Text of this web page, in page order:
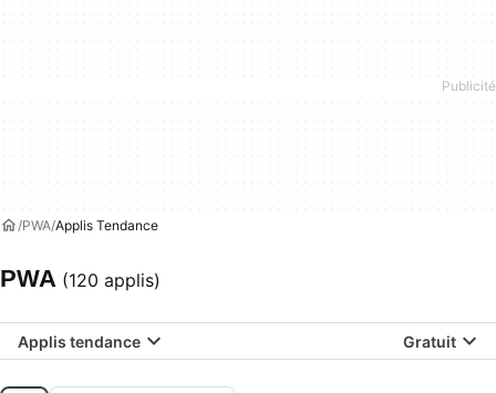
PWA Applis Tendance
PWA (120 applis)
Applis tendance Gratuit